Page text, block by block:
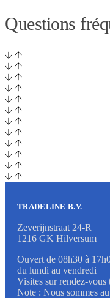
Questions
TRADELINE B.V.
Zeverijnstraat 24-R
1216 GK Hilversum
Ouvert de 08h30 à
du lundi au vendredi
Visites sur rendez-vous
Note : Nous sommes